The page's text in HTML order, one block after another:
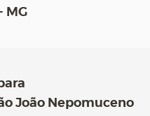
MG
João Nepomuceno